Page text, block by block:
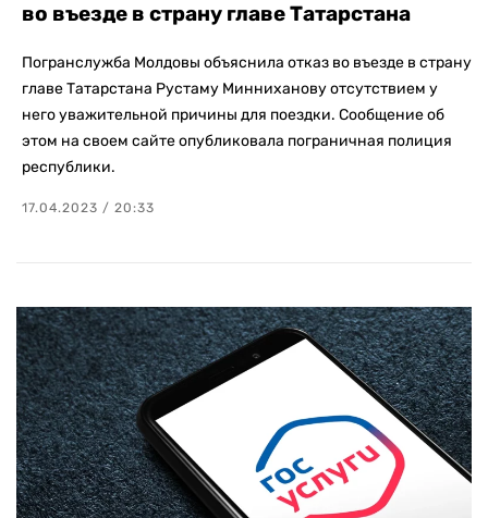
во въезде в страну главе Татарстана
Погранслужба Молдовы объяснила отказ во въезде в страну
главе Татарстана Рустаму Минниханову отсутствием у
него уважительной причины для поездки. Сообщение об
этом на своем сайте опубликовала пограничная полиция
республики.
17.04.2023 / 20:33